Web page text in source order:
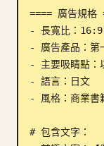
部落格
==== 廣告規格
- 長寬比：16:9
- 廣告產品：第
- 主要吸睛點：
- 語言：日文
- 風格：商業書
# 包含文字：